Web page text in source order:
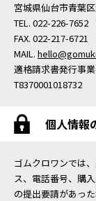
宮城県仙台市青葉
TEL. 022-226-
FAX. 022-217-6721
MAIL.
適格請求書発行事
T8370001018732
個人情報
ゴムクロワンでは
ス、電話番号、購
の提出要請があっ